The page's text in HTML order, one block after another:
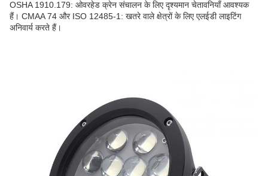
OSHA 1910.179: ओवरहेड क्रेन संचालन के लिए दृश्यमान चेतावनियाँ आवश्यक
हैं। CMAA 74 और ISO 12485-1: खतरे वाले क्षेत्रों के लिए एलईडी लाइटिंग
अनिवार्य करते हैं।